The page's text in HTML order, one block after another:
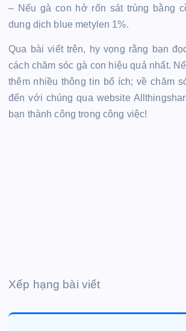
– Nếu gà con hở rốn sát trùng bằng
dung dịch blue metylen 1%.
Qua bài viết trên, hy vọng rằng bạn
cách chăm sóc gà con hiệu quả nhất.
thêm nhiều thông tin bổ ích; về chăm
đến với chúng qua website
bạn thành công trong công việc!
Xếp hạng bài viết